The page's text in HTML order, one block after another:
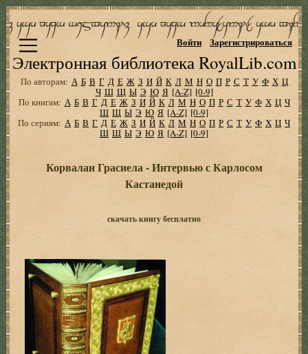
Электронная библиотека RoyalLib.com
Войти Зарегистрироваться
По авторам: А Б В Г Д Е Ж З И Й К Л М Н О П Р С Т У Ф Х Ц
Ч Ш Щ Ы Э Ю Я [A-Z] [0-9]
По книгам: А Б В Г Д Е Ж З И Й К Л М Н О П Р С Т У Ф Х Ц Ч
Ш Щ Ы Э Ю Я [A-Z] [0-9]
По сериям: А Б В Г Д Е Ж З И Й К Л М Н О П Р С Т У Ф Х Ц Ч
Ш Щ Ы Э Ю Я [A-Z] [0-9]
Корвалан Грасиела - Интервью с Карлосом
Кастанедой
скачать книгу бесплатно